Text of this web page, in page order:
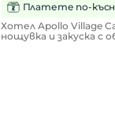
Платете по-
Хотел Apollo Village
нощувка и закуска с